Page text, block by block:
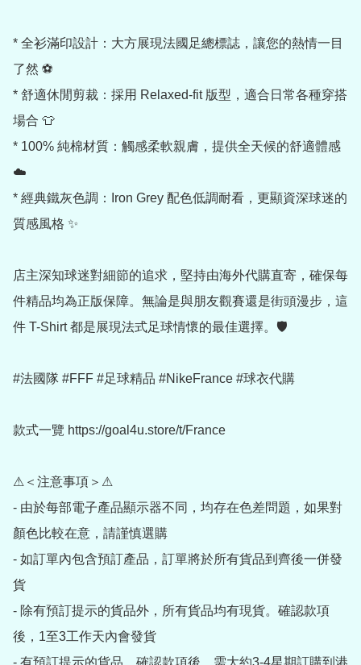
* 全衫滿印設計：大方展現法國足總標誌，讓您的熱情一目
了然 ⚽
* 舒適休閒剪裁：採用 Relaxed-fit 版型，適合日常各種穿搭
場合 👕
* 100% 純棉材質：觸感柔軟親膚，提供全天候的舒適體感
☁️
* 經典鐵灰色調：Iron Grey 配色低調耐看，更顯資深球迷的
質感風格 ✨
店主深知球迷對細節的追求，堅持由海外代購直寄，確保每
件精品均為正版保障。無論是與朋友觀賽還是街頭漫步，這
件 T-Shirt 都是展現法式足球情懷的最佳選擇。🛡️
#法國隊 #FFF #足球精品 #NikeFrance #球衣代購
款式一覽 https://goal4u.store/t/France
⚠＜注意事項＞⚠
- 由於每部電子產品顯示器不同，均存在色差問題，如果對
顏色比較在意，請謹慎選購
- 如訂單內包含預訂產品，訂單將於所有貨品到齊後一併發
貨
- 除有預訂提示的貨品外，所有貨品均有現貨。確認款項
後，1至3工作天內會發貨